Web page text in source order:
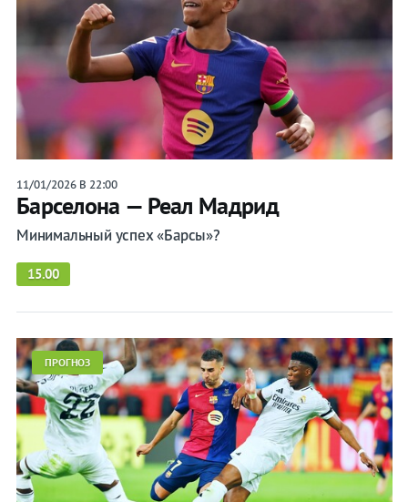
11/01/2026 В 22:00
Барселона — Реал Мадрид
Минимальный успех «Барсы»?
15.00
ПРОГНОЗ